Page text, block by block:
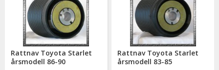
Rattnav Toyota Starlet
årsmodell 86-90
Rattnav Toyota Starlet
årsmodell 83-85